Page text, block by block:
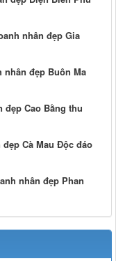
nhân đẹp Gia
nhân đẹp Buôn Ma
đẹp Cao Bằng thu
Cà Mau Độc đáo
nhân đẹp Phan